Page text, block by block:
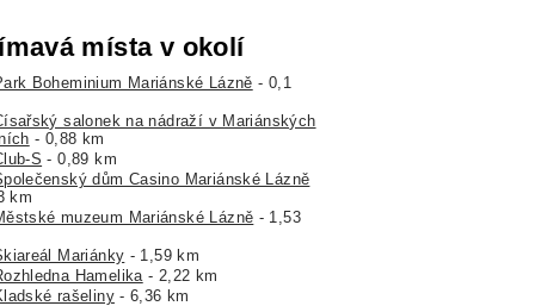
místa v okolí
Boheminium Mariánské Lázně - 0,1
salonek na nádraží v Mariánských
- 0,88 km
S - 0,89 km
dům Casino Mariánské Lázně
km
muzeum Mariánské Lázně - 1,53
Mariánky - 1,59 km
Hamelika- 2,22 km
rašeliny- 6,36 km